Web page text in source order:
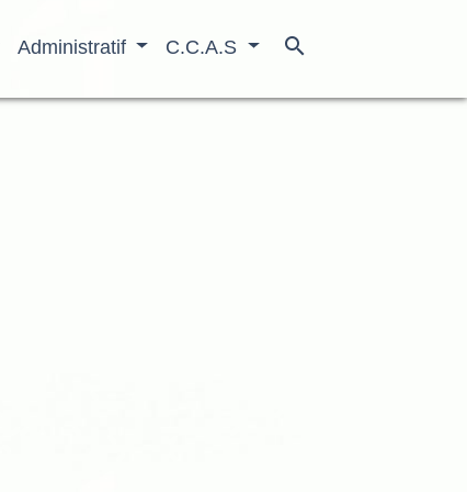
Administratif C.C.A.S search